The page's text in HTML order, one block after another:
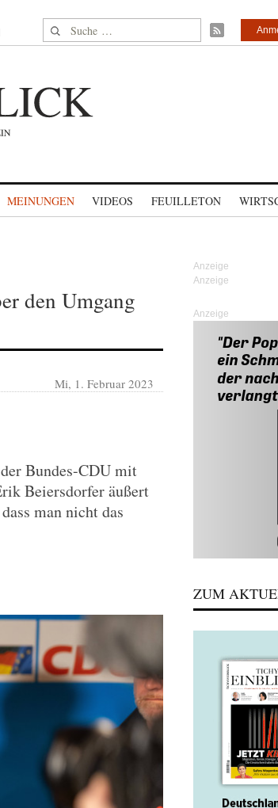
Suche nach:
MEINUNGEN VIDEOS FEUILLETON
den Umgang
Mi, 1. Februar 2023
Bundes-CDU mit
Beiersdorfer äußert
man nicht das
Anzeige
ZUM